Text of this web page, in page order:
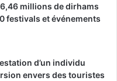
millions de dirhams
festivals et événements
d’un individu
envers des touristes